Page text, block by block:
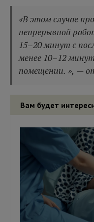
«В этом случае
непрерывной
15–20 минут с
менее 10–12
помещении. », —
Вам будет